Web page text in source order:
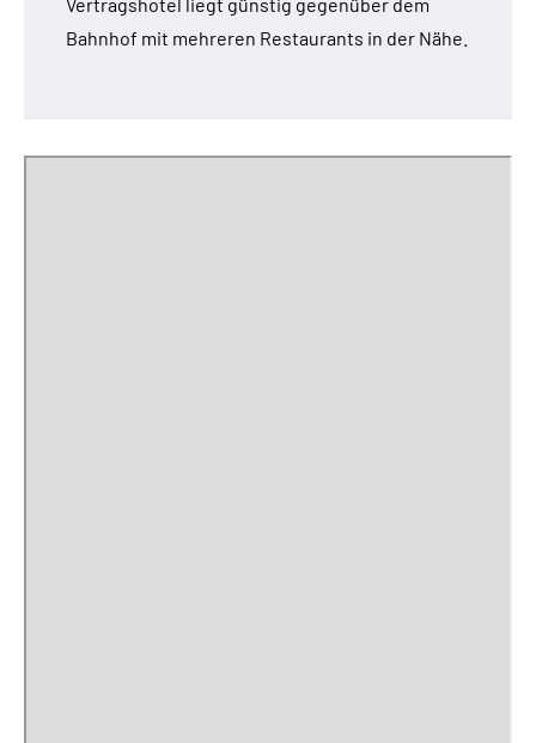
Bahnhof mit mehreren Restaurants in der Nähe.